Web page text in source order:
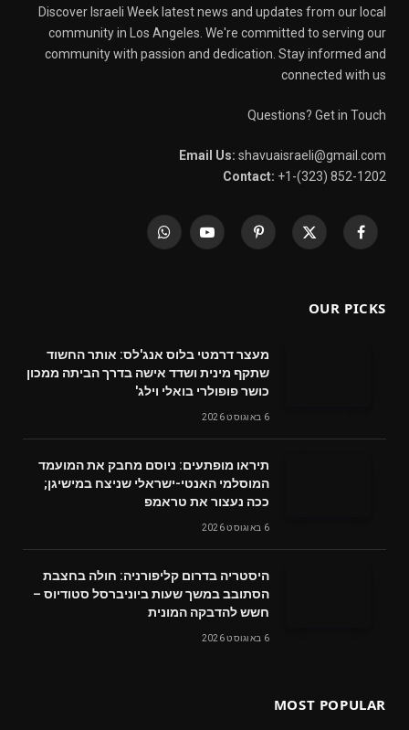
Discover Israeli Week latest news and updates from our local
community in Los Angeles. We're committed to serving our
community with passion and dedication. Stay informed and
connected with us
Questions? Get in Touch
Email Us: shavuaisraeli@gmail.com
Contact: +1-(323) 852-1202
Facebook
X
Pinterest
YouTube
WhatsApp
OUR PICKS
מעצר דרמטי בלוס אנג'לס: אותר החשוד
שתקף מינית ושדד אישה בדרך הביתה ממכון
כושר פופולרי בואלי וילג'
6 באוגוסט 2026
תיראו מופתעים: ניוסם מחבק את המועמד
המוסלמי האנטי-ישראלי שניצח במישיגן;
ככה נעצור את טראמפ
6 באוגוסט 2026
היסטריה בדרום קליפורניה: חולה בחצבת
הסתובב במשך שעות ביוניברסל סטודיוס –
חשש להדבקה המונית
6 באוגוסט 2026
MOST POPULAR